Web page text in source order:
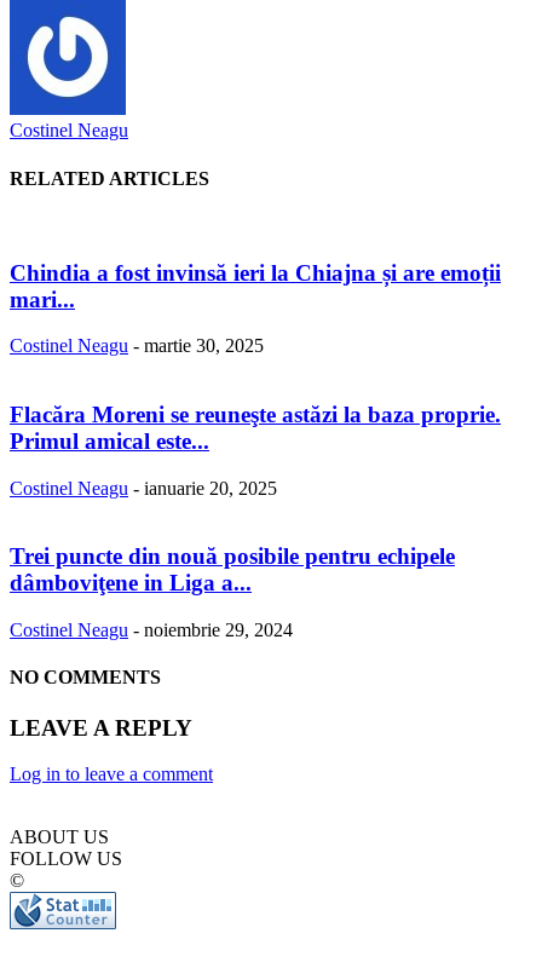
Costinel Neagu
RELATED ARTICLES
Chindia a fost invinsă ieri la Chiajna și are emoții
mari...
Costinel Neagu - martie 30, 2025
Flacăra Moreni se reuneşte astăzi la baza proprie.
Primul amical este...
Costinel Neagu - ianuarie 20, 2025
Trei puncte din nouă posibile pentru echipele
dâmboviţene in Liga a...
Costinel Neagu - noiembrie 29, 2024
NO COMMENTS
LEAVE A REPLY
Log in to leave a comment
ABOUT US
FOLLOW US
©